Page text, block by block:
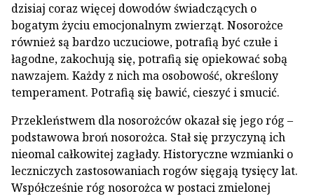
dzisiaj coraz więcej dowodów świadczących o
bogatym życiu emocjonalnym zwierząt. Nosorożce
również są bardzo uczuciowe, potrafią być czułe i
łagodne, zakochują się, potrafią się opiekować sobą
nawzajem. Każdy z nich ma osobowość, określony
temperament. Potrafią się bawić, cieszyć i smucić.
Przekleństwem dla nosorożców okazał się jego róg –
podstawowa broń nosorożca. Stał się przyczyną ich
nieomal całkowitej zagłady. Historyczne wzmianki o
leczniczych zastosowaniach rogów sięgają tysięcy lat.
Współcześnie róg nosorożca w postaci zmielonej